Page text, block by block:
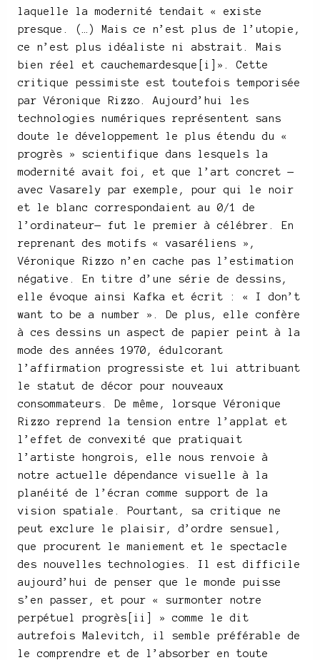
laquelle la modernité tendait « existe
presque. (…) Mais ce n’est plus de l’utopie,
ce n’est plus idéaliste ni abstrait. Mais
bien réel et cauchemardesque[i]». Cette
critique pessimiste est toutefois temporisée
par Véronique Rizzo. Aujourd’hui les
technologies numériques représentent sans
doute le développement le plus étendu du «
progrès » scientifique dans lesquels la
modernité avait foi, et que l’art concret —
avec Vasarely par exemple, pour qui le noir
et le blanc correspondaient au 0/1 de
l’ordinateur— fut le premier à célébrer. En
reprenant des motifs « vasaréliens »,
Véronique Rizzo n’en cache pas l’estimation
négative. En titre d’une série de dessins,
elle évoque ainsi Kafka et écrit : « I don’t
want to be a number ». De plus, elle confère
à ces dessins un aspect de papier peint à la
mode des années 1970, édulcorant
l’affirmation progressiste et lui attribuant
le statut de décor pour nouveaux
consommateurs. De même, lorsque Véronique
Rizzo reprend la tension entre l’applat et
l’effet de convexité que pratiquait
l’artiste hongrois, elle nous renvoie à
notre actuelle dépendance visuelle à la
planéité de l’écran comme support de la
vision spatiale. Pourtant, sa critique ne
peut exclure le plaisir, d’ordre sensuel,
que procurent le maniement et le spectacle
des nouvelles technologies. Il est difficile
aujourd’hui de penser que le monde puisse
s’en passer, et pour « surmonter notre
perpétuel progrès[ii] » comme le dit
autrefois Malevitch, il semble préférable de
le comprendre et de l’absorber en toute